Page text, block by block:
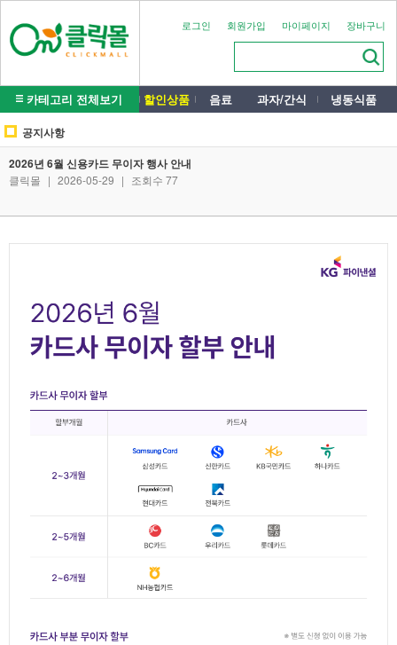
로그인 회원가입 마이페이지 장바구니
카테고리 전체보기 할인상품 음료 과자/간식 냉동식품
공지사항
2026년 6월 신용카드 무이자 행사 안내
클릭몰 | 2026-05-29 | 조회수 77